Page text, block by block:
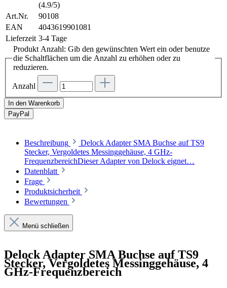
(4.9/5)
Art.Nr.
90108
EAN
4043619901081
Lieferzeit 3-4 Tage
Produkt Anzahl: Gib den gewünschten Wert ein oder benutze
die Schaltflächen um die Anzahl zu erhöhen oder zu
reduzieren.
Anzahl
In den Warenkorb
PayPal
Beschreibung
Delock Adapter SMA Buchse auf TS9
Stecker, Vergoldetes Messinggehäuse, 4 GHz-
FrequenzbereichDieser Adapter von Delock eignet…
Datenblatt
Frage
Produktsicherheit
Bewertungen
Menü schließen
Delock Adapter SMA Buchse auf TS9
Stecker, Vergoldetes Messinggehäuse, 4
GHz-Frequenzbereich